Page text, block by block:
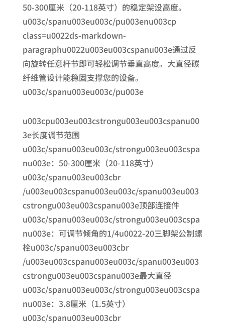
50-300厘米（20-118英寸）的稳定架设高度。
u003c/spanu003eu003c/pu003enu003cp
class=u0022ds-markdown-
paragraphu0022u003eu003cspanu003e通过反
向旋转任意杆节即可轻松调节垂直高度。大直径碳
纤维管设计能稳固支撑您的设备。
u003c/spanu003eu003c/pu003e
u003cpu003eu003cstrongu003eu003cspanu00
3e长度调节范围
u003c/spanu003eu003c/strongu003eu003cspa
nu003e：50-300厘米（20-118英寸）
u003c/spanu003eu003cbr
/u003eu003cspanu003eu003c/spanu003eu003
cstrongu003eu003cspanu003e顶部连接件
u003c/spanu003eu003c/strongu003eu003cspa
nu003e：可调节倾角的1/4u0022-20三脚架公制螺
栓u003c/spanu003eu003cbr
/u003eu003cspanu003eu003c/spanu003eu003
cstrongu003eu003cspanu003e最大直径
u003c/spanu003eu003c/strongu003eu003cspa
nu003e：3.8厘米（1.5英寸）
u003c/spanu003eu003cbr